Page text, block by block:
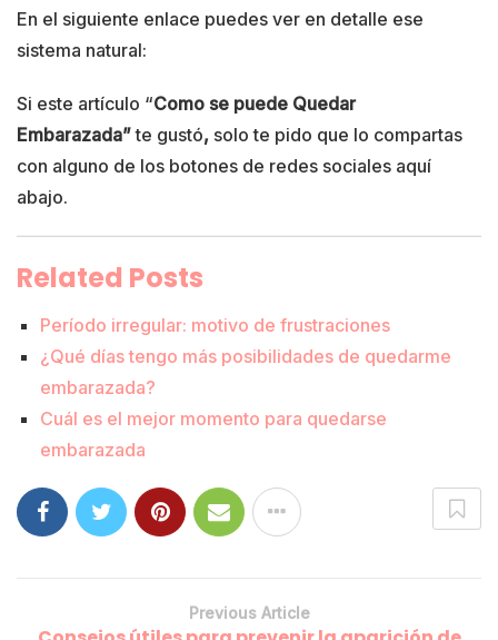
En el siguiente enlace puedes ver en detalle ese
sistema natural:
Si este artículo “Como se puede Quedar
Embarazada”te gustó, solo te pido que lo compartas
con alguno de los botones de redes sociales aquí
abajo.
Related Posts
Período irregular: motivo de frustraciones
¿Qué días tengo más posibilidades de quedarme
embarazada?
Cuál es el mejor momento para quedarse
embarazada
Previous Article